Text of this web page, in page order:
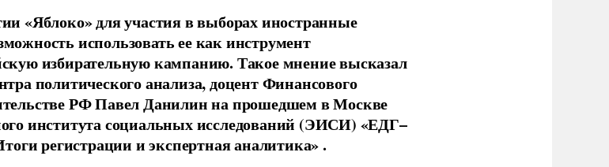
«Яблоко» для участия в выборах иностранные
использовать ее как инструмент
избирательную кампанию. Такое мнение высказал
политического анализа, доцент Финансового
РФ Павел Данилин на прошедшем в Москве
института социальных исследований (ЭИСИ) «ЕДГ–
регистрации и экспертная аналитика» .